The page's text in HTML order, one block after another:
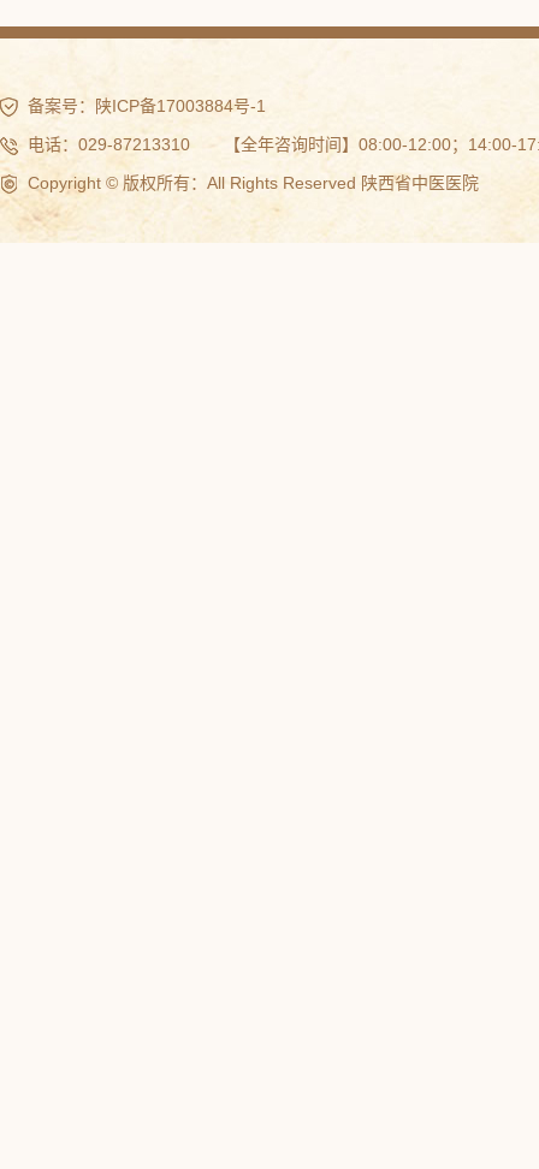
备案号：
陕ICP备17003884号-1
电话：029-87213310 【全年咨询时间】08:00-12:00；14:00-
Copyright © 版权所有：All Rights Reserved 陕西省中医医院